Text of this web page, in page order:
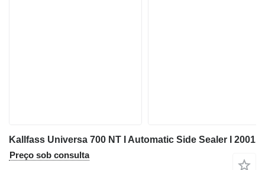
Kallfass Universa 700 NT I Automatic Side Sealer I 2001
Preço sob consulta